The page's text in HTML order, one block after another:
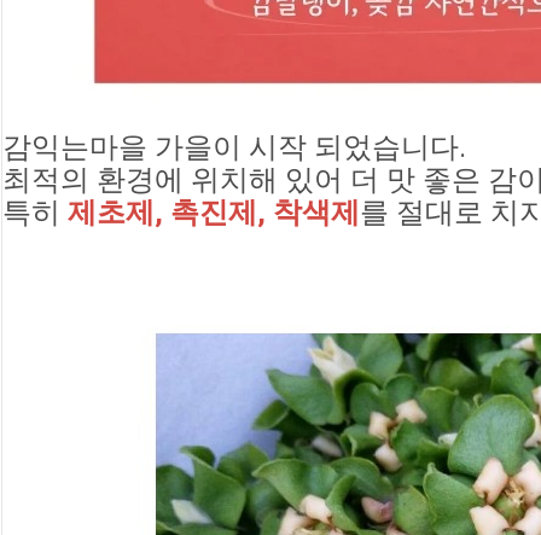
감익는마을 가을이 시작 되었습니다.
최적의 환경에 위치해 있어 더 맛 좋은 감
특히 제초제, 촉진제, 착색제 를 절대로 치